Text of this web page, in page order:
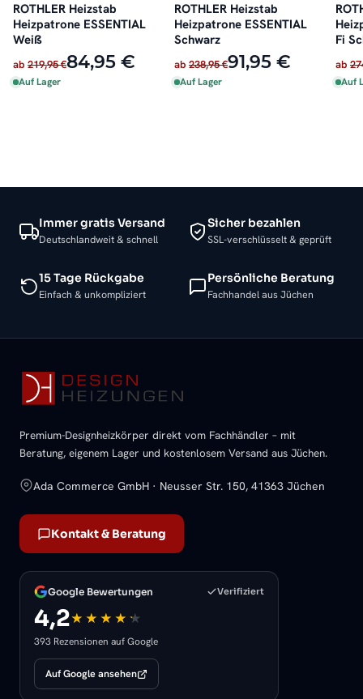
ROTHLER Heizstab
Heizpatrone ESSENTIAL
Weiß
ab 219,95 €84,95 €
Auf Lager
ROTHLER Heizstab
Heizpatrone ESSENTIAL
Schwarz
ab 238,95 €91,95 €
Auf Lager
Fi
ab
Auf
Immer gratis Versand
Deutschlandweit & schnell
Sicher bezahlen
SSL-verschlüsselt & geprüft
15 Tage Rückgabe
Einfach & unkompliziert
Persönliche Beratung
Fachhandel aus Jüchen
Premium-Designheizkörper direkt vom Fachhändler – mit
Beratung, eigenem Lager und kostenlosem Versand aus Jüchen.
Ada Commerce GmbH · Neusser Str. 150, 41363 Jüchen
Kontakt & Beratung
Google Bewertungen Verifiziert
4,2
393 Rezensionen auf Google
Auf Google ansehen